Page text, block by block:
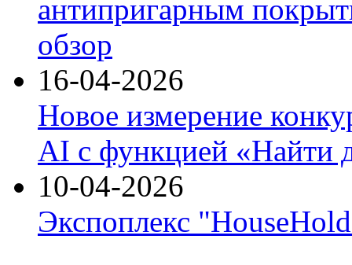
антипригарным
обзор
16-04-2026
Новое измерение
AI с функцией «Найти
10-04-2026
Экспоплекс